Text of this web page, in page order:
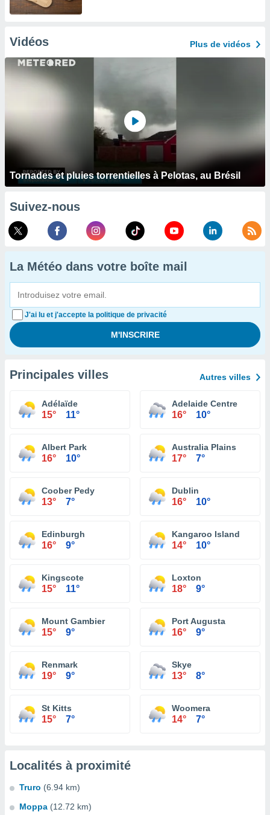
Vidéos Plus de vidéos
Tornades et pluies torrentielles à Pelotas, au Brésil
Suivez-nous
La Météo dans votre boîte mail
J'ai lu et j'accepte la politique de privacité
Principales villes Autres villes
Adélaïde
15° 11°
Adelaide Centre
16° 10°
Albert Park
16° 10°
Australia Plains
17° 7°
Coober Pedy
13° 7°
Dublin
16° 10°
Edinburgh
16° 9°
Kangaroo Island
14° 10°
Kingscote
15° 11°
Loxton
18° 9°
Mount Gambier
15° 9°
Port Augusta
16° 9°
Renmark
19° 9°
Skye
13° 8°
St Kitts
15° 7°
Woomera
14° 7°
Localités à proximité
Truro (6.94 km)
Moppa (12.72 km)